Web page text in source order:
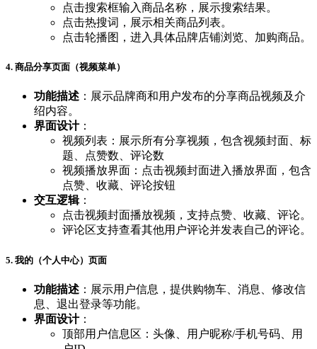
点击搜索框输入商品名称，展示搜索结果。
点击热搜词，展示相关商品列表。
点击轮播图，进入具体品牌店铺浏览、加购商品。
4. 商品分享页面（视频菜单）
功能描述 ：展示品牌商和用户发布的分享商品视频及介
绍内容。
界面设计：
视频列表：展示所有分享视频，包含视频封面、标
题、点赞数、评论数
视频播放界面：点击视频封面进入播放界面，包含
点赞、收藏、评论按钮
交互逻辑：
点击视频封面播放视频，支持点赞、收藏、评论。
评论区支持查看其他用户评论并发表自己的评论。
5. 我的（个人中心）页面
功能描述 ：展示用户信息，提供购物车、消息、修改信
息、退出登录等功能。
界面设计：
顶部用户信息区：头像、用户昵称/手机号码、用